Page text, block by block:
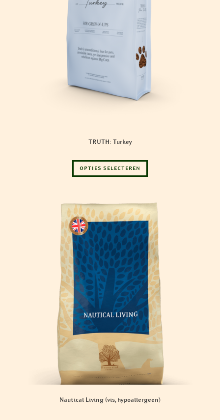
TRUTH: Turkey
OPTIES SELECTEREN
Dit
heeft
optie
gekozen
worden
op
de
productpagina
Nautical Living (vis, hypoallergeen)